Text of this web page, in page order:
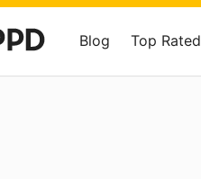
Blog Top Rated